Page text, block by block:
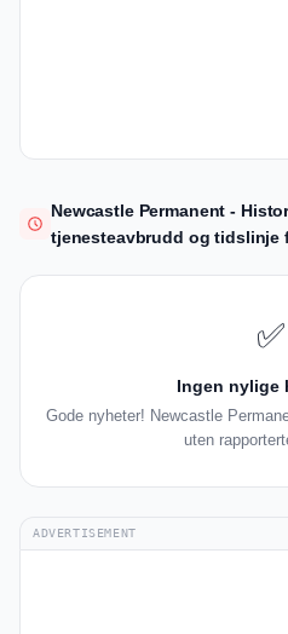
Newcastle Permanent -
tjenesteavbrudd og tidslinje
✅
Ingen nylige
Gode nyheter! Newcastle
uten
ADVERTISEMENT